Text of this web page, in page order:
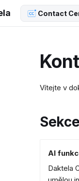
Contact
Vítejte v
Sekce
AI
Daktela